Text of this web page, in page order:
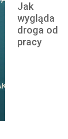
Jak
wygląda
droga od
pracy